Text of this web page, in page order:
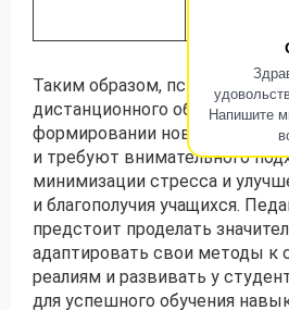
Напишите
Таким образом,
дистанционного обучения
формировании новых
и требуют внимательного
минимизации стресса и
и благополучия учащихся.
предстоит проделать
адаптировать свои методы
реалиям и развивать у
для успешного обучения